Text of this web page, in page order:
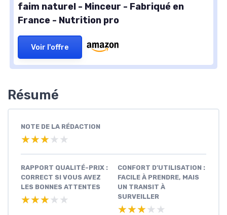
faim naturel - Minceur - Fabriqué en
France - Nutrition pro
Voir l'offre
Résumé
NOTE DE LA RÉDACTION
★★★★★
★★★★★
RAPPORT QUALITÉ-PRIX :
CORRECT SI VOUS AVEZ
LES BONNES ATTENTES
★★★★★
★★★★★
CONFORT D’UTILISATION :
FACILE À PRENDRE, MAIS
UN TRANSIT À
SURVEILLER
★★★★★
★★★★★